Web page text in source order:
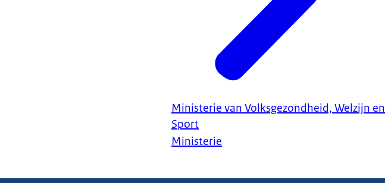
Ministerie van Volksgezondheid, Welzijn en
Sport
Ministerie